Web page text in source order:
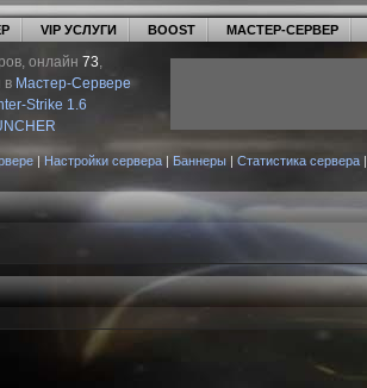
VIP УСЛУГИ BOOST МАСТЕР-СЕРВЕР
онлайн 73,
в Мастер-Сервере
Strike 1.6
| Настройки сервера| Баннеры| Статистика сервера|